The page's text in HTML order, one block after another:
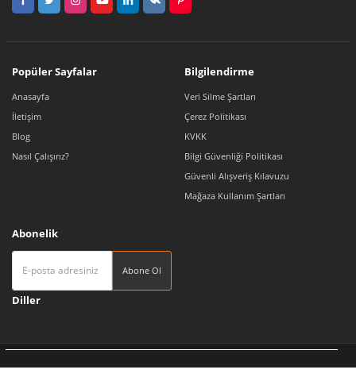
Popüler Sayfalar
Anasayfa
İletişim
Blog
Nasıl Çalışırız?
Bilgilendirme
Veri Silme Şartları
Çerez Politikası
KVKK
Bilgi Güvenliği Politikası
Güvenli Alışveriş Kılavuzu
Mağaza Kullanım Şartları
Abonelik
Abone Ol
Diller